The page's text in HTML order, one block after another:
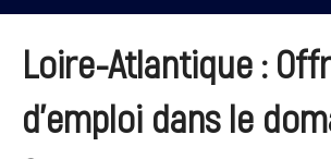
Loire-Atlantique :
d’emploi dans le